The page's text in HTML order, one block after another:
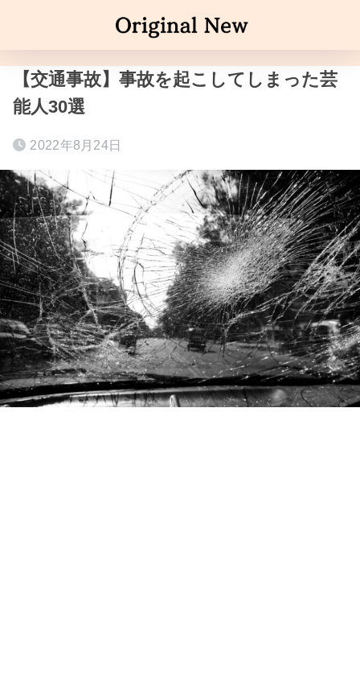
【交通事故】事故を起こしてしまった芸
能人30選
2022年8月24日